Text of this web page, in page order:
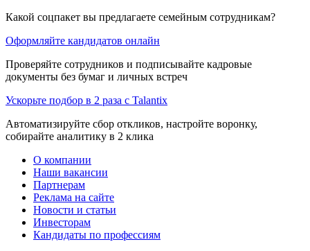
Какой соцпакет вы предлагаете семейным сотрудникам?
Оформляйте кандидатов онлайн
Проверяйте сотрудников и подписывайте кадровые
документы без бумаг и личных встреч
Ускорьте подбор в 2 раза с Talantix
Автоматизируйте сбор откликов, настройте воронку,
собирайте аналитику в 2 клика
О компании
Наши вакансии
Партнерам
Реклама на сайте
Новости и статьи
Инвесторам
Кандидаты по профессиям